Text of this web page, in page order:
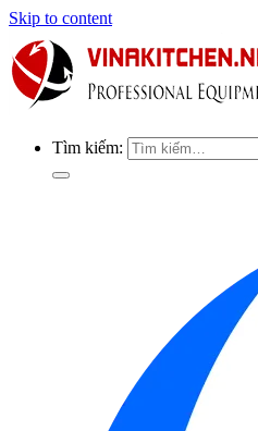
Skip to content
Tìm kiếm: